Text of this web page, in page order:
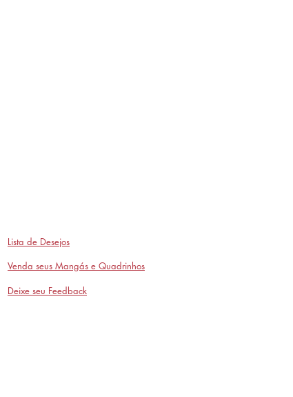
Lista de Desejos
Venda seus Mangás e Quadrinhos
Deixe seu Feedback